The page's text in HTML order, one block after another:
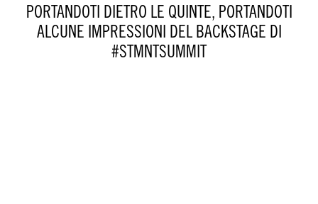
PORTANDOTI DIETRO LE QUINTE, PORTANDOTI
ALCUNE IMPRESSIONI DEL BACKSTAGE DI
#STMNTSUMMIT